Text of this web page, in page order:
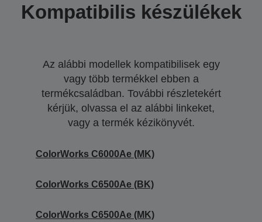
Kompatibilis készülékek
Az alábbi modellek kompatibilisek egy
vagy több termékkel ebben a
termékcsaládban. További részletekért
kérjük, olvassa el az alábbi linkeket,
vagy a termék kézikönyvét.
ColorWorks C6000Ae (MK)
ColorWorks C6500Ae (BK)
ColorWorks C6500Ae (MK)